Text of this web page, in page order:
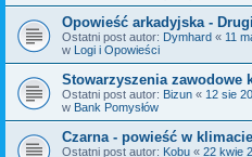
Opowieść arkadyjska -
Ostatni post autor: Dymhard « 11
w Logi i Opowieści
Stowarzyszenia zawodowe
Ostatni post autor: Bizun « 12 sie
w Bank Pomysłów
Czarna - powieść w
Ostatni post autor: Kobu « 22 kwie